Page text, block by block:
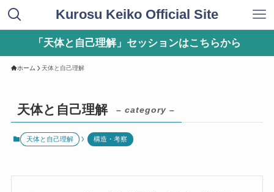
Kurosu Keiko Official Site
「天体と自己理解」セッションはこちらから
ホーム 天体と自己理解
天体と自己理解 – category –
天体と自己理解 構造・考察